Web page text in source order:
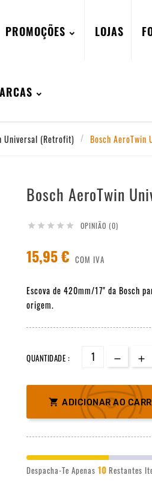
PROMOÇÕES LOJAS
Universal (Retrofit) Bosch AeroTwin
Bosch AeroTwin
     OPINIÃO (0)
15,95 € COM IVA
Escova de 420mm/17" da Bosch
origem.
QUANTIDADE :
 ADICIONAR AO
Despacha-Te Apenas 10 Restantes